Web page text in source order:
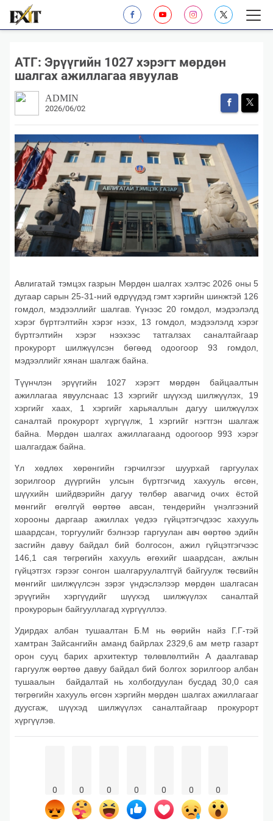
АТГ: Эрүүгийн 1027 хэрэгт мөрдөн
шалгах ажиллагаа явуулав
ADMIN
2026/06/02
Авлигатай тэмцэх газрын Мөрдөн шалгах хэлтэс 2026 оны 5
дугаар сарын 25-31-ний өдрүүдэд гэмт хэргийн шинжтэй 126
гомдол, мэдээллийг шалгав. Үүнээс 20 гомдол, мэдээлэлд
хэрэг бүртгэлтийн хэрэг нээх, 13 гомдол, мэдээлэлд хэрэг
бүртгэлтийн хэрэг нээхээс татгалзах саналтайгаар
прокурорт шилжүүлсэн бөгөөд одоогоор 93 гомдол,
мэдээллийг хянан шалгаж байна.
Түүнчлэн эрүүгийн 1027 хэрэгт мөрдөн байцаалтын
ажиллагаа явуулснаас 13 хэргийг шүүхэд шилжүүлэх, 19
хэргийг хаах, 1 хэргийг харьяаллын дагуу шилжүүлэх
саналтай прокурорт хүргүүлж, 1 хэргийг нэгтгэн шалгаж
байна. Мөрдөн шалгах ажиллагаанд одоогоор 993 хэрэг
шалгагдаж байна.
Үл хөдлөх хөрөнгийн гэрчилгээг шуурхай гаргуулах
зорилгоор дүүргийн улсын бүртгэгчид хахууль өгсөн,
шүүхийн шийдвэрийн дагуу төлбөр авагчид очих ёстой
мөнгийг өгөлгүй өөртөө авсан, тендерийн үнэлгээний
хорооны даргаар ажиллах үедээ гүйцэтгэгчдээс хахууль
шаардсан, торгуулийг бэлнээр гаргуулан авч өөртөө эдийн
засгийн давуу байдал бий болгосон, ажил гүйцэтгэгчээс
146,1 сая төгрөгийн хахууль өгөхийг шаардсан, ажлын
гүйцэтгэх гэрээг сонгон шалгаруулалтгүй байгуулж төсвийн
мөнгийг шилжүүлсэн зэрэг үндэслэлээр мөрдөн шалгасан
эрүүгийн хэргүүдийг шүүхэд шилжүүлэх саналтай
прокурорын байгууллагад хүргүүллээ.
Удирдах албан тушаалтан Б.М нь өөрийн найз Г.Г-тэй
хамтран Зайсангийн аманд байрлах 2329,6 ам метр газарт
орон сууц барих архитектур төлөвлөлтийн А даалгавар
гаргуулж өөртөө давуу байдал бий болгох зорилгоор албан
тушаалын байдалтай нь холбогдуулан бусдад 30,0 сая
төгрөгийн хахууль өгсөн хэргийн мөрдөн шалгах ажиллагааг
дуусгаж, шүүхэд шилжүүлэх саналтайгаар прокурорт
хүргүүлэв.
0 0 0 0 0 0 0